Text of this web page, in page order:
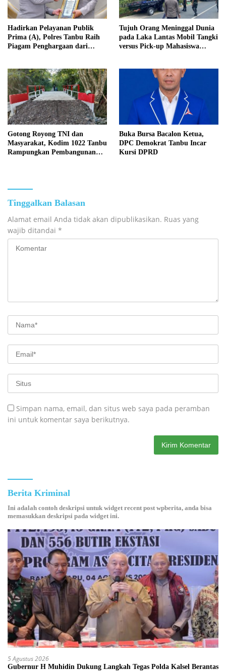
Hadirkan Pelayanan Publik
Prima (A), Polres Tanbu Raih
Piagam Penghargaan dari
Tujuh Orang Meninggal Dunia
pada Laka Lantas Mobil Tangki
versus Pick-up Mahasiswa
Gotong Royong TNI dan
Masyarakat, Kodim 1022 Tanbu
Rampungkan Pembangunan
Buka Bursa Bacalon Ketua,
DPC Demokrat Tanbu Incar
Kursi DPRD
Tinggalkan Balasan
Alamat email Anda tidak akan dipublikasikan. Ruas yang
wajib ditandai *
Simpan nama, email, dan situs web saya pada peramban
ini untuk komentar saya berikutnya.
Berita Kriminal
Ini adalah contoh deskripsi untuk widget recent post wpberita, anda bisa
memasukkan deskripsi pada widget ini.
5 Agustus 2026
Gubernur H Muhidin Dukung Langkah Tegas Polda Kalsel Berantas